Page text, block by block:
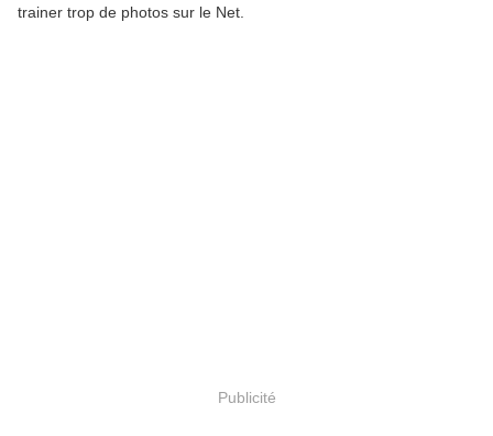
trainer trop de photos sur le Net.
Publicité